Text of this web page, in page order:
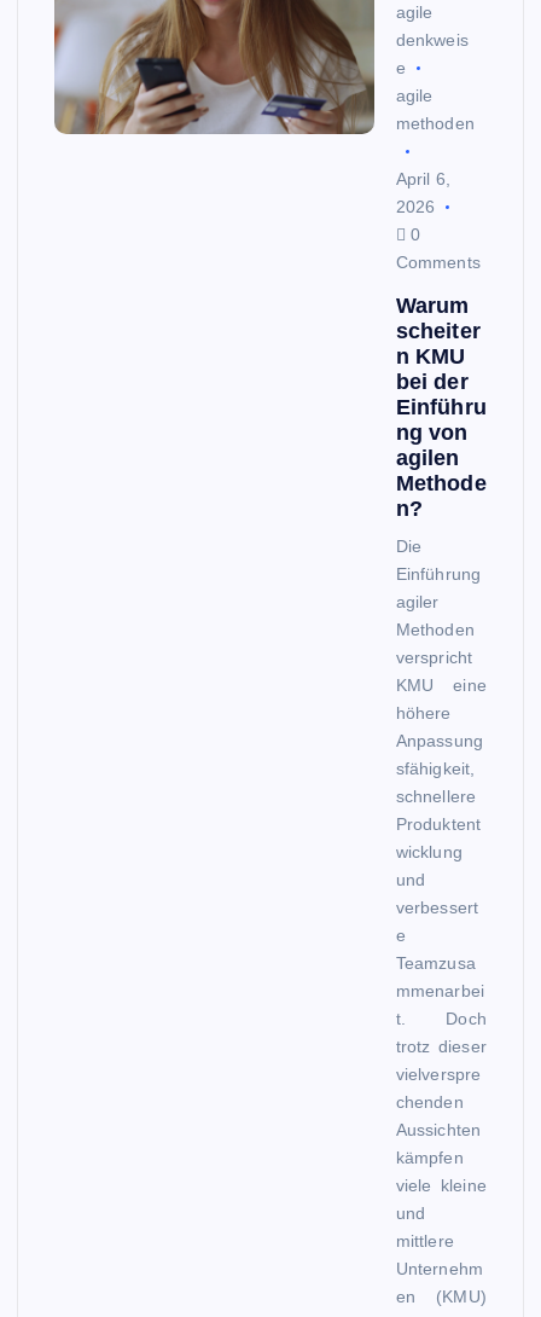
agile
denkweis
e
agile
methoden
April 6,
2026
0
Comments
Warum
scheiter
n KMU
bei der
Einführu
ng von
agilen
Methode
n?
Die
Einführung
agiler
Methoden
verspricht
KMU eine
höhere
Anpassung
sfähigkeit,
schnellere
Produktent
wicklung
und
verbessert
e
Teamzusa
mmenarbei
t. Doch
trotz dieser
vielverspre
chenden
Aussichten
kämpfen
viele kleine
und
mittlere
Unternehm
en (KMU)